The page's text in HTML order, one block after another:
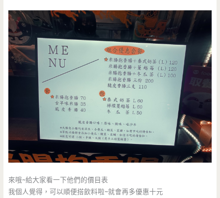
來哦~給大家看一下他們的價目表
我個人覺得，可以順便搭飲料啦~就會再多優惠十元